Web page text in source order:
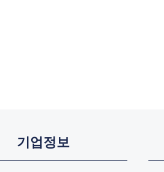
기업정보